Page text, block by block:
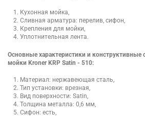
Кухонная мойка,
Сливная арматура: перелив, сифон,
Крепления для мойки,
Уплотнительная лента.
Основные характеристики и конструктивные
мойки Kroner KRP Satin - 510:
Материал: нержавеющая сталь,
Тип установки: врезная,
Вид поверхности: Satin,
Толщина металла: 0,6 мм,
Сифон: есть,